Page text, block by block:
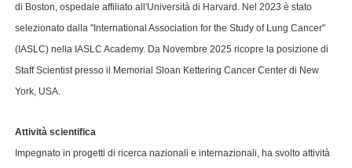
di Boston, ospedale affiliato all'Università di Harvard. Nel 2023 è stato
selezionato dalla "International Association for the Study of Lung Cancer"
(IASLC) nella IASLC Academy. Da Novembre 2025 ricopre la posizione di
Staff Scientist presso il Memorial Sloan Kettering Cancer Center di New
York, USA.
Attività scientifica
Impegnato in progetti di ricerca nazionali e internazionali, ha svolto attività